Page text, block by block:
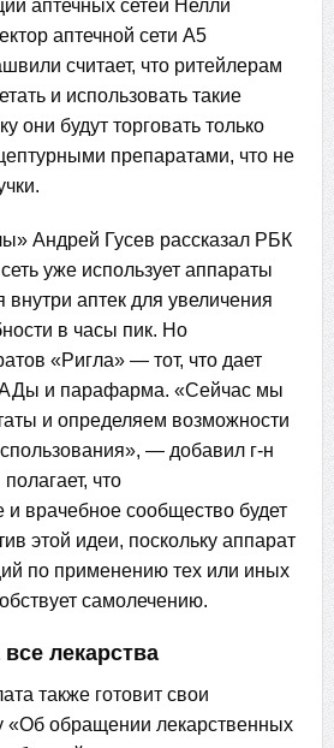
аптечных сетей Нелли
аптечной сети A5
считает, что ритейлерам
и использовать такие
они будут торговать только
препаратами, что не
Андрей Гусев рассказал РБК
уже использует аппараты
аптек для увеличения
в часы пик. Но
«Ригла» — тот, что дает
и парафарма. «Сейчас мы
и определяем возможности
— добавил г-н
что
врачебное сообщество будет
этой идеи, поскольку аппарат
по применению тех или иных
самолечению.
лекарства
также готовит свои
«Об обращении лекарственных